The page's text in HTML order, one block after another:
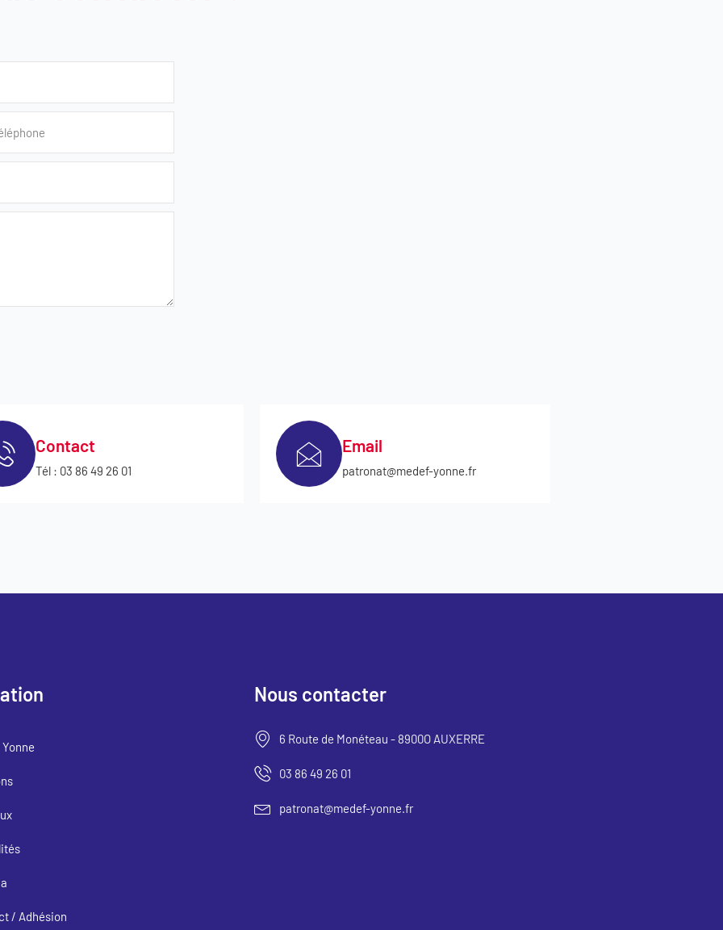
Contact
Tél : 03 86 49 26 01
Email
patronat@medef-yonne.fr
/ Adhésion
Nous contacter
6 Route de Monéteau - 8900O AUXERRE
03 86 49 26 01
patronat@medef-yonne.fr